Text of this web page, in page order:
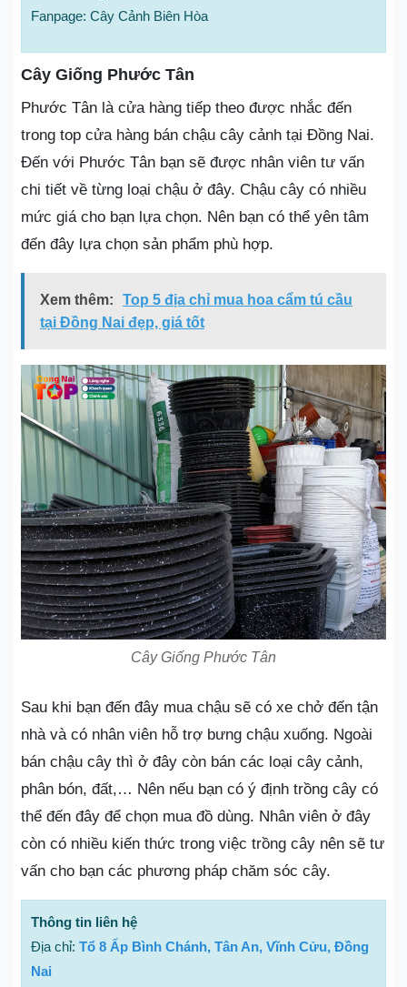
Fanpage: Cây Cảnh Biên Hòa
Cây Giống Phước Tân
Phước Tân là cửa hàng tiếp theo được nhắc đến
trong top cửa hàng bán chậu cây cảnh tại Đồng Nai.
Đến với Phước Tân bạn sẽ được nhân viên tư vấn
chi tiết về từng loại chậu ở đây. Chậu cây có nhiều
mức giá cho bạn lựa chọn. Nên bạn có thể yên tâm
đến đây lựa chọn sản phẩm phù hợp.
Xem thêm:
Top 5 địa chỉ mua hoa cẩm tú cầu
tại Đồng Nai đẹp, giá tốt
Cây Giống Phước Tân
Sau khi bạn đến đây mua chậu sẽ có xe chở đến tận
nhà và có nhân viên hỗ trợ bưng chậu xuống. Ngoài
bán chậu cây thì ở đây còn bán các loại cây cảnh,
phân bón, đất,… Nên nếu bạn có ý định trồng cây có
thể đến đây để chọn mua đồ dùng. Nhân viên ở đây
còn có nhiều kiến thức trong việc trồng cây nên sẽ tư
vấn cho bạn các phương pháp chăm sóc cây.
Thông tin liên hệ
Địa chỉ: Tổ 8 Ấp Bình Chánh, Tân An, Vĩnh Cửu, Đồng
Nai